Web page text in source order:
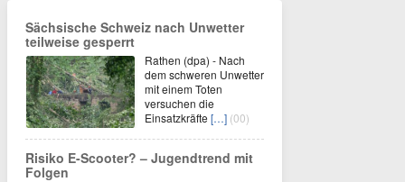
Sächsische Schweiz nach Unwetter
teilweise gesperrt
Rathen (dpa) - Nach
dem schweren Unwetter
mit einem Toten
versuchen die
Einsatzkräfte […] (00)
Risiko E-Scooter? – Jugendtrend mit
Folgen